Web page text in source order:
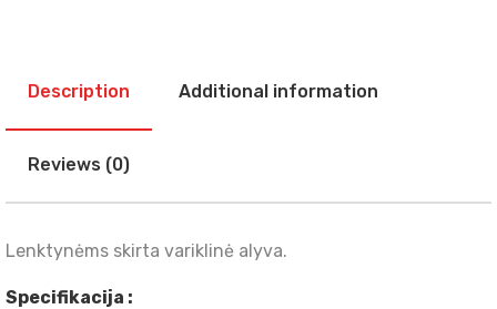
Description Additional information
Reviews (0)
Lenktynėms skirta variklinė alyva.
Specifikacija :